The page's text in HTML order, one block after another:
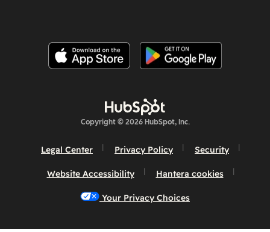
Copyright © 2026 HubSpot, Inc.
Legal Center Privacy Policy Security
Website Accessibility Hantera cookies
Your Privacy Choices